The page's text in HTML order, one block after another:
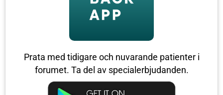
Prata med tidigare och nuvarande patienter i
forumet. Ta del av specialerbjudanden.